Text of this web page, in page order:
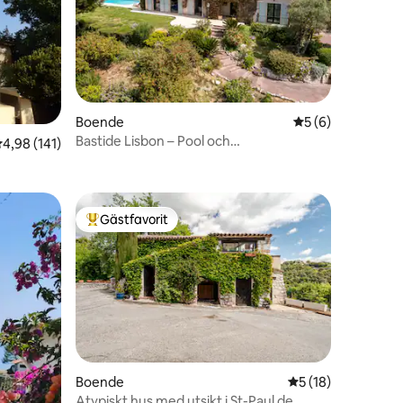
av 5 i genomsnittligt betyg, 141 omdömen
4,98 (141)
Boende 5 av 5 i
5 (6)
Bastide Lisbon – Pool och
Populär gästfavorit
Gästfavorit
Boende 5 av 5 i
5 (18)